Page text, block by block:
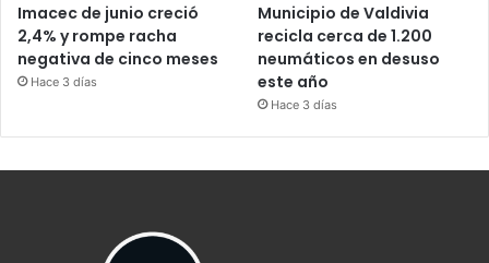
Imacec de junio creció
2,4% y rompe racha
negativa de cinco meses
Hace 3 días
Municipio de Valdivia
recicla cerca de 1.200
neumáticos en desuso
este año
Hace 3 días